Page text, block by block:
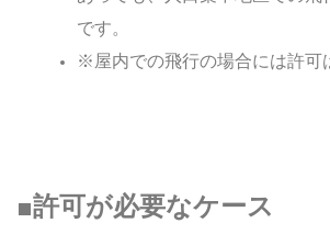
です。
※屋内での飛行の場合には許可
■許可が必要なケース